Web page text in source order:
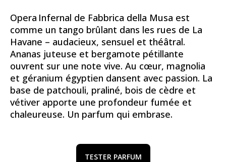
Opera Infernal de Fabbrica della Musa est
comme un tango brûlant dans les rues de La
Havane – audacieux, sensuel et théâtral.
Ananas juteuse et bergamote pétillante
ouvrent sur une note vive. Au cœur, magnolia
et géranium égyptien dansent avec passion. La
base de patchouli, praliné, bois de cèdre et
vétiver apporte une profondeur fumée et
chaleureuse. Un parfum qui embrase.
TESTER PARFUM